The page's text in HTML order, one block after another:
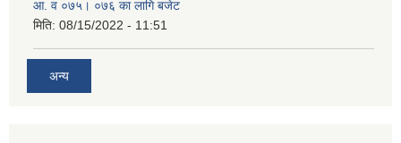
आ. व ०७५। ०७६ का लागि बजेट
मिति: 08/15/2022 - 11:51
अन्य